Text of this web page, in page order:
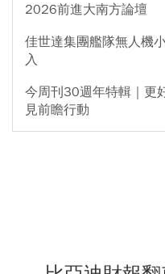
2026前進大南方論壇
佳世達集團艦隊無人機
入
今周刊30週年特輯｜更
見前瞻行動